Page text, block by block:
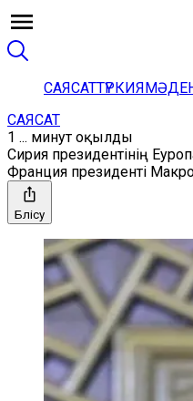
САЯСАТТҮРКИЯ
САЯСАТ
1 ... минут оқылды
Сирия президентінің
Франция президенті
Бөлісу